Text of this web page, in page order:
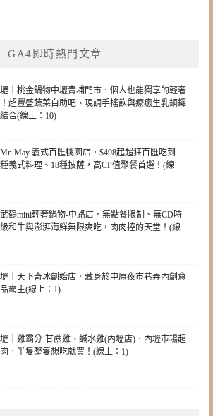
GA4即時熱門文章
｜桃金鍋物中壢青埔門市．個人也能獨享的輕奢
超豐盛蔬菜自助吧、現調手搖飲與療癒生乳銅鑼
合(線上：10)
May 義式百匯桃園店．$498起超狂百匯吃到
義式料理、18種披薩，高CP值聚餐首選！(線
鶴mini輕奢鍋物-中路店．無點餐限制、無CD時
和牛與澎湃海鮮無限爽吃，肉肉控的天堂！(線
｜天下奇冰創始店．藏身於中原夜市巷弄內創意
霸主(線上：1)
｜雞霸分-甘蔗雞、鹹水雞(內壢店)．內壢市場超
，半隻整隻想吃就買！(線上：1)